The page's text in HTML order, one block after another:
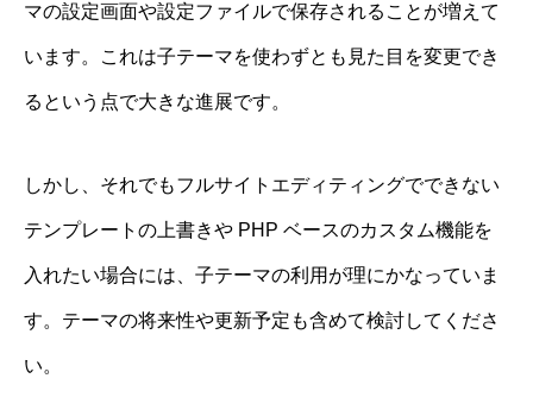
マの設定画面や設定ファイルで保存されることが増えて
います。これは子テーマを使わずとも見た目を変更でき
るという点で大きな進展です。
しかし、それでもフルサイトエディティングでできない
テンプレートの上書きや PHP ベースのカスタム機能を
入れたい場合には、子テーマの利用が理にかなっていま
す。テーマの将来性や更新予定も含めて検討してくださ
い。